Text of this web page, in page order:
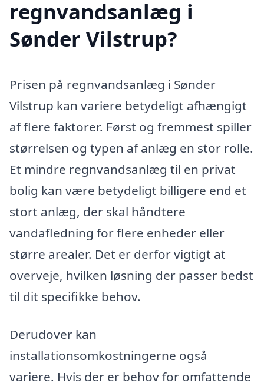
regnvandsanlæg i
Sønder Vilstrup?
Prisen på regnvandsanlæg i Sønder
Vilstrup kan variere betydeligt afhængigt
af flere faktorer. Først og fremmest spiller
størrelsen og typen af anlæg en stor rolle.
Et mindre regnvandsanlæg til en privat
bolig kan være betydeligt billigere end et
stort anlæg, der skal håndtere
vandafledning for flere enheder eller
større arealer. Det er derfor vigtigt at
overveje, hvilken løsning der passer bedst
til dit specifikke behov.
Derudover kan
installationsomkostningerne også
variere. Hvis der er behov for omfattende